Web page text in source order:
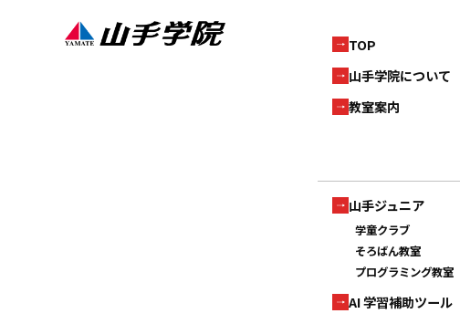
TOP
山手学院について
教室案内
山手ジュニア
学童クラブ
そろばん教室
プログラミング教室
AI 学習補助ツール